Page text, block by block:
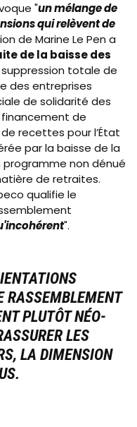
"un mélange de
qui relèvent de
de Marine Le Pen a
de la baisse des
totale de
des entreprises
de solidarité des
de
recettes pour l’État
par la baisse de la
programme non dénué
de retraites.
qualifie le
".
RASSEMBLEMENT
PLUTÔT NÉO-
LES
LA DIMENSION